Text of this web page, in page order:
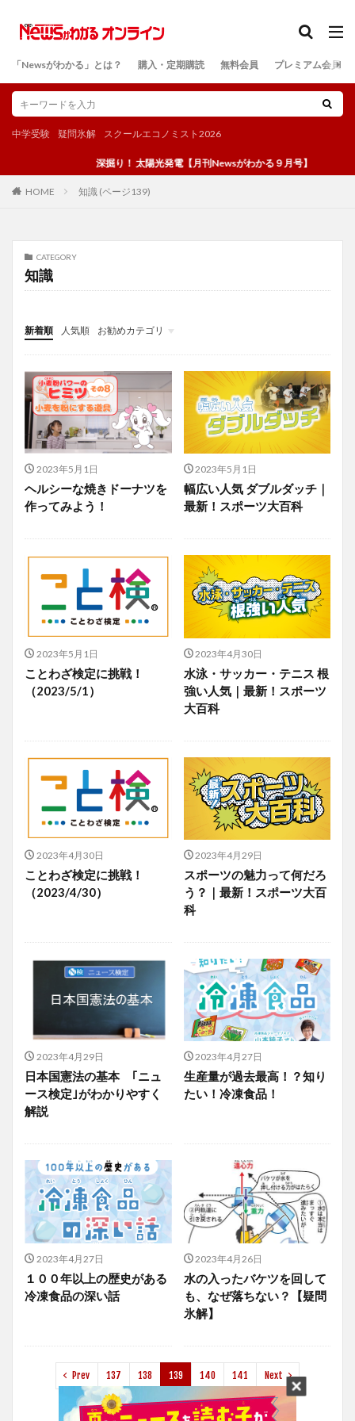
「Newsがわかる」とは？ 購入・定期購読 無料会員 プレミアム会員
中学受験 疑問氷解 スクールエコノミスト2026
深掘り！ 太陽光発電【月刊Newsがわかる９月号】
HOME 知識 (ページ139)
CATEGORY
知識
新着順 人気順
お勧めカテゴリ
投稿
学び
マンガ
電子書籍
2023年5月1日
ヘルシーな焼きドーナツを
作ってみよう！
2023年5月1日
幅広い人気 ダブルダッチ｜
最新！スポーツ大百科
2023年5月1日
ことわざ検定に挑戦！
（2023/5/1）
2023年4月30日
水泳・サッカー・テニス 根
強い人気｜最新！スポーツ
大百科
2023年4月30日
ことわざ検定に挑戦！
（2023/4/30）
2023年4月29日
スポーツの魅力って何だろ
う？｜最新！スポーツ大百
科
2023年4月29日
日本国憲法の基本 ｢ニュ
ース検定｣がわかりやすく
解説
2023年4月27日
生産量が過去最高！？知り
たい！冷凍食品！
2023年4月27日
１００年以上の歴史がある
冷凍食品の深い話
2023年4月26日
水の入ったバケツを回して
も、なぜ落ちない？【疑問
氷解】
Prev 137 138 139 140 141 Next
検索